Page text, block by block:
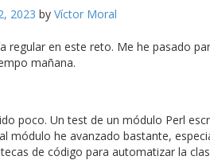
2023 by Víctor Moral
regular en este reto. Me he pasado
mañana.
poco. Un test de un módulo Perl
módulo he avanzado bastante,
de código para automatizar la